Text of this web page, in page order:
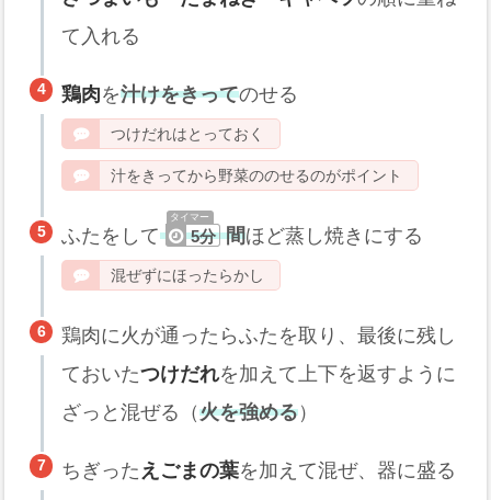
て入れる
鶏肉を汁けをきってのせる
つけだれはとっておく
汁をきってから野菜ののせるのがポイント
ふたをして 5分 間ほど蒸し焼きにする
混ぜずにほったらかし
鶏肉に火が通ったらふたを取り、最後に残し
ておいたつけだれを加えて上下を返すように
ざっと混ぜる（火を強める）
ちぎった えごまの葉を加えて混ぜ、器に盛る